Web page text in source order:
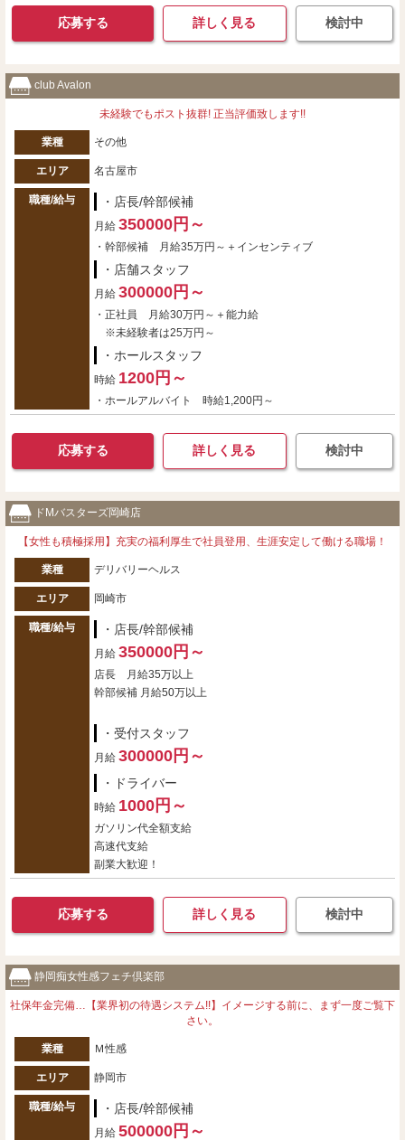
応募する 詳しく見る 検討中
club Avalon
未経験でもポスト抜群! 正当評価致します!!
業種 その他
エリア 名古屋市
職種/給与 ・店長/幹部候補
月給 350000円～
・幹部候補 月給35万円～＋インセンティブ
・店舗スタッフ
月給 300000円～
・正社員 月給30万円～＋能力給
※未経験者は25万円～
・ホールスタッフ
時給 1200円～
・ホールアルバイト 時給1,200円～
応募する 詳しく見る 検討中
ドМバスターズ岡崎店
【女性も積極採用】充実の福利厚生で社員登用、生涯安定して働ける職場！
業種 デリバリーヘルス
エリア 岡崎市
職種/給与 ・店長/幹部候補
月給 350000円～
店長 月給35万以上
幹部候補 月給50万以上
・受付スタッフ
月給 300000円～
・ドライバー
時給 1000円～
ガソリン代全額支給
高速代支給
副業大歓迎！
応募する 詳しく見る 検討中
静岡痴女性感フェチ倶楽部
社保年金完備…【業界初の待遇システム!!】イメージする前に、まず一度ご覧下
さい。
業種 Ｍ性感
エリア 静岡市
職種/給与 ・店長/幹部候補
月給 500000円～